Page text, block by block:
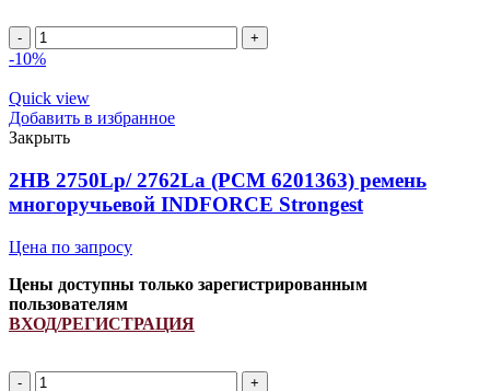
2HB
2450Lp/
(PCM
6201430)
ремень
многоручьевой
INDFORCE
Unlimit
quantity
-10%
Quick view
Добавить в избранное
Закрыть
2HB 2750Lp/ 2762La (PCM 6201363) ремень
многоручьевой INDFORCE Strongest
Цена по запросу
Цены доступны только зарегистрированным
пользователям
ВХОД/РЕГИСТРАЦИЯ
2HB